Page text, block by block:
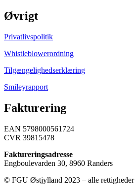
Øvrigt
Privatlivspolitik
Whistleblowerordning
Tilgængelighedserklæring
Smileyrapport
Fakturering
EAN 5798000561724
CVR 39815478
Faktureringsadresse
Engboulevarden 30, 8960 Randers
© FGU Østjylland 2023 – alle rettigheder